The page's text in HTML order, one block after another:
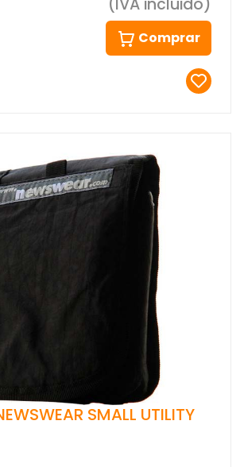
(IVA incluido)
Comprar
SMALL UTILITY